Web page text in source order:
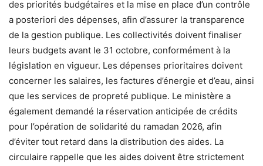
des priorités budgétaires et la mise en place d’un contrôle
a posteriori des dépenses, afin d’assurer la transparence
de la gestion publique. Les collectivités doivent finaliser
leurs budgets avant le 31 octobre, conformément à la
législation en vigueur. Les dépenses prioritaires doivent
concerner les salaires, les factures d’énergie et d’eau, ainsi
que les services de propreté publique. Le ministère a
également demandé la réservation anticipée de crédits
pour l’opération de solidarité du ramadan 2026, afin
d’éviter tout retard dans la distribution des aides. La
circulaire rappelle que les aides doivent être strictement